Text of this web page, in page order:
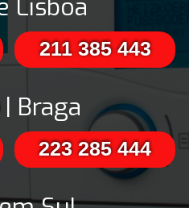
Lisboa
211 385 443
Braga
223 285 444